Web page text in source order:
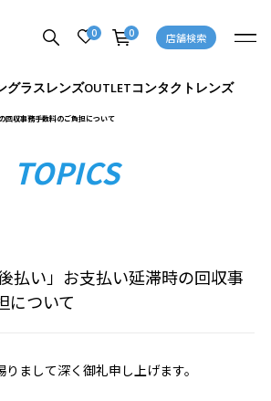
回収事務手数料のご負担について
0 0 店舗検索
グラスレンズOUTLETコンタクトレンズ
TOPICS
払い」お支払い延滞時の回収事
について
まして深く御礼申し上げます。